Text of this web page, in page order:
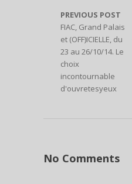
PREVIOUS POST
FIAC, Grand Palais
et (OFF)ICIELLE, du
23 au 26/10/14. Le
choix
incontournable
d'ouvretesyeux
No Comments